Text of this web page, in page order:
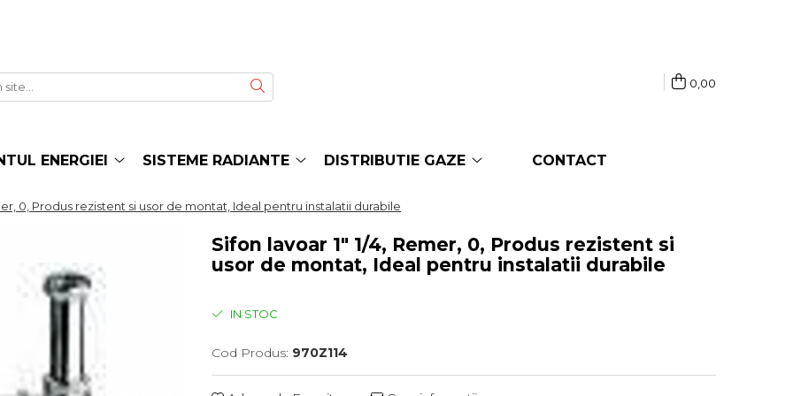
0,00
ENERGIEI SISTEME RADIANTE DISTRIBUTIE GAZE CONTACT
0, Produs rezistent si usor de montat, Ideal pentru instalatii durabile
Sifon lavoar 1" 1/4, Remer, 0, Produs rezistent si
usor de montat, Ideal pentru instalatii durabile
IN STOC
Cod Produs: 970Z114